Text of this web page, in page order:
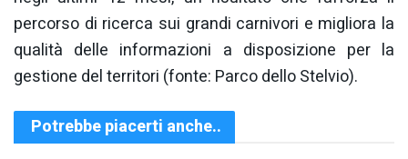
percorso di ricerca sui grandi carnivori e migliora la
qualità delle informazioni a disposizione per la
gestione del territori (fonte: Parco dello Stelvio).
Potrebbe piacerti anche..